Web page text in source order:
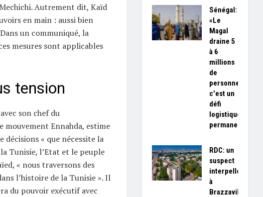
Autrement dit, Kaïd
en main : aussi bien
un communiqué, la
mesures sont applicables
tension
son chef du
mouvement Ennahda, estime
décisions « que nécessite la
Tunisie, l’Etat et le peuple
« nous traversons des
l’histoire de la Tunisie ». Il
du pouvoir exécutif avec
Sénégal:
«Le
Magal
draine 5
à 6
millions
de
personnes,
c'est un
défi
logistique
permanent»
RDC: un
suspect
interpellé
à
Brazzaville